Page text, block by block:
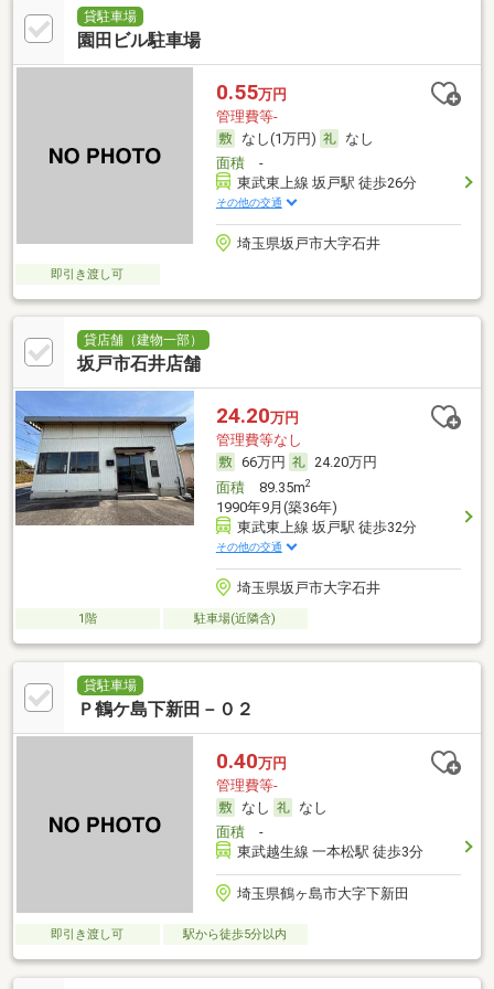
貸駐車場
園田ビル駐車場
0.55万円
管理費等-
なし(1万円)
なし
面積-
東武東上線 坂戸駅 徒歩26分
その他の交通
埼玉県坂戸市大字石井
即引き渡し可
貸店舗（建物一部）
坂戸市石井店舗
24.20万円
管理費等なし
66万円
24.20万円
面積89.35m2
1990年9月(築36年)
東武東上線 坂戸駅 徒歩32分
その他の交通
埼玉県坂戸市大字石井
1階 駐車場(近隣含)
貸駐車場
Ｐ鶴ケ島下新田－０２
0.40万円
管理費等-
なし
なし
面積-
東武越生線 一本松駅 徒歩3分
埼玉県鶴ヶ島市大字下新田
即引き渡し可 駅から徒歩5分以内